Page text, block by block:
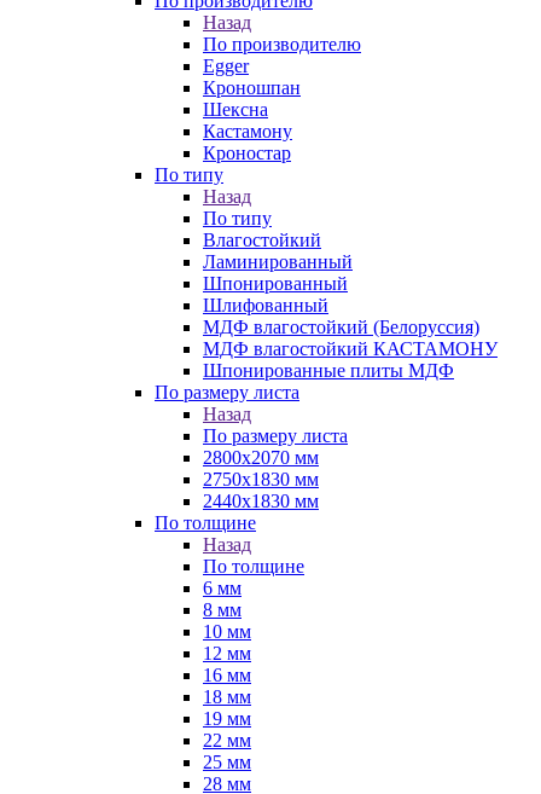
Назад
По производителю
Egger
Кроношпан
Шексна
Кастамону
Кроностар
По типу
Назад
По типу
Влагостойкий
Ламинированный
Шпонированный
Шлифованный
МДФ влагостойкий (Белоруссия)
МДФ влагостойкий КАСТАМОНУ
Шпонированные плиты МДФ
По размеру листа
Назад
По размеру листа
2800х2070 мм
2750х1830 мм
2440х1830 мм
По толщине
Назад
По толщине
6 мм
8 мм
10 мм
12 мм
16 мм
18 мм
19 мм
22 мм
25 мм
28 мм